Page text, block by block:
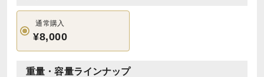
通常購入
¥8,000
重量・容量ラインナップ